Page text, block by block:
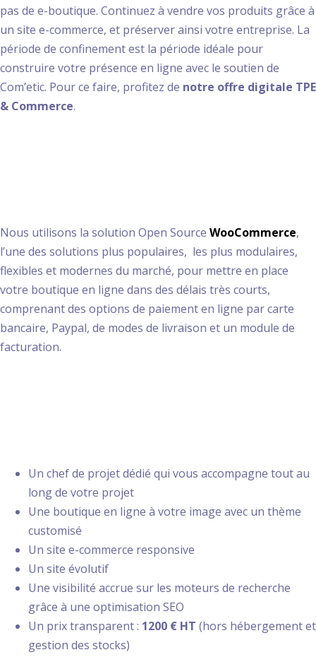
pas de e-boutique. Continuez à vendre vos produits grâce à
un site e-commerce, et préserver ainsi votre entreprise. La
période de confinement est la période idéale pour
construire votre présence en ligne avec le soutien de
Com’etic. Pour ce faire, profitez de notre offre digitale TPE
& Commerce.
Nous utilisons la solution Open Source WooCommerce,
l’une des solutions plus populaires, les plus modulaires,
flexibles et modernes du marché, pour mettre en place
votre boutique en ligne dans des délais très courts,
comprenant des options de paiement en ligne par carte
bancaire, Paypal, de modes de livraison et un module de
facturation.
Un chef de projet dédié qui vous accompagne tout au
long de votre projet
Une boutique en ligne à votre image avec un thème
customisé
Un site e-commerce responsive
Un site évolutif
Une visibilité accrue sur les moteurs de recherche
grâce à une optimisation SEO
Un prix transparent : 1200 € HT (hors hébergement et
gestion des stocks)